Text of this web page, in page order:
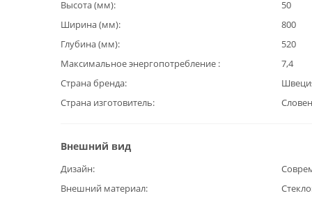
Высота (мм)
50
Ширина (мм)
800
Глубина (мм)
520
Максимальное энергопотребление
7,4
Страна бренда
Страна изготовитель
Внешний вид
Дизайн
Внешний материал